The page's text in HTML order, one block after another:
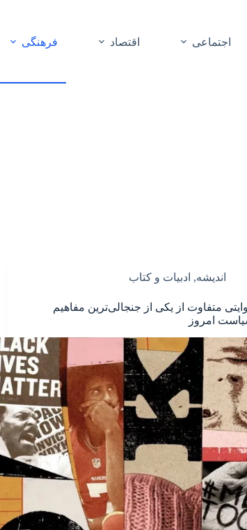
اجتماعی اقتصاد فرهنگی
اندیشه, ادبیات و کتاب
متفاوت از یکی از جنجالی‌ترین مفاهیم
امروز